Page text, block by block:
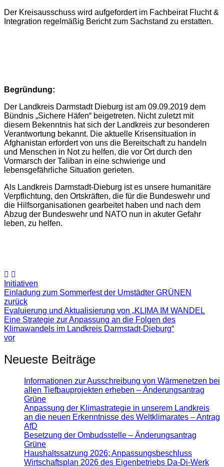
Der Kreisausschuss wird aufgefordert im Fachbeirat Flucht &
Integration regelmäßig Bericht zum Sachstand zu erstatten.
Begründung:
Der Landkreis Darmstadt Dieburg ist am 09.09.2019 dem
Bündnis „Sichere Häfen“ beigetreten. Nicht zuletzt mit
diesem Bekenntnis hat sich der Landkreis zur besonderen
Verantwortung bekannt. Die aktuelle Krisensituation in
Afghanistan erfordert von uns die Bereitschaft zu handeln
und Menschen in Not zu helfen, die vor Ort durch den
Vormarsch der Taliban in eine schwierige und
lebensgefährliche Situation gerieten.
Als Landkreis Darmstadt-Dieburg ist es unsere humanitäre
Verpflichtung, den Ortskräften, die für die Bundeswehr und
die Hilfsorganisationen gearbeitet haben und nach dem
Abzug der Bundeswehr und NATO nun in akuter Gefahr
leben, zu helfen.
Initiativen
Einladung zum Sommerfest der Umstädter GRÜNEN
zurück
Evaluierung und Aktualisierung von „KLIMA IM WANDEL
Eine Strategie zur Anpassung an die Folgen des
Klimawandels im Landkreis Darmstadt-Dieburg“
vor
Neueste Beiträge
Informationen zur Ausschreibung von Wärmenetzen bei
allen Tiefbauprojekten erheben – Änderungsantrag
Grüne
Anpassung der Klimastrategie in unserem Landkreis
an die neuen Erkenntnisse des Weltklimarates – Antrag
AfD
Besetzung der Ombudsstelle – Änderungsantrag
Grüne
Haushaltssatzung 2026; Anpassungsbeschluss
Wirtschaftsplan 2026 des Eigenbetriebs Da-Di-Werk